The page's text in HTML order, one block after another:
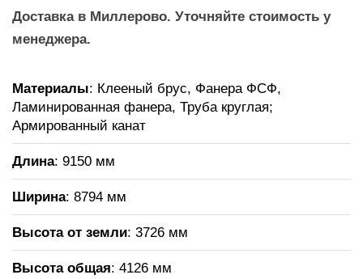
Доставка в Миллерово. Уточняйте стоимость у
менеджера.
Материалы: Клееный брус, Фанера ФСФ,
Ламинированная фанера, Труба круглая;
Армированный канат
Длина: 9150 мм
Ширина: 8794 мм
Высота от земли: 3726 мм
Высота общая: 4126 мм